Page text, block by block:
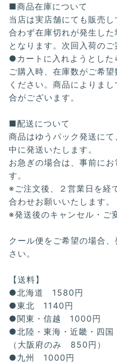
■商品在庫について
当店は実店舗にても販売
合わず在庫切れが発生し
となります。次回入荷のご
●カートに入れようとした
ご購入時、在庫数がご希
ください。商品によりま
合がございます。
■配送について
商品はゆうパック発送に
中に発送いたします。
お急ぎの場合は、事前に
す。
※ご注文後、２営業日を経
合わせお願いいたします。
※発送後のキャンセル・ご
クール便をご希望の場合
さい。
【送料】
●北海道 1580円
●東北 1140円
●関東・信越 1000円
●北陸・東海・近畿・
（大阪府のみ 850円）
●九州 1000円